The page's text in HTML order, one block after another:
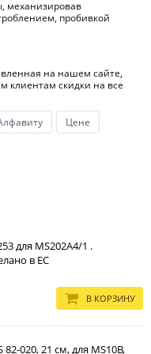
механизировав
пробивкой
на нашем сайте,
клиентам скидки на все
исходя их
энергии удара, частоты
раз ускорить их. Такой
пневмозубило для
труднодоступных местах;
конструкцию,
поэтому работать с ним
листовой металл,
Цене
для MS202A4/1 .
в ЕС
В КОРЗИНУ
020, 21 см, для MS10B,